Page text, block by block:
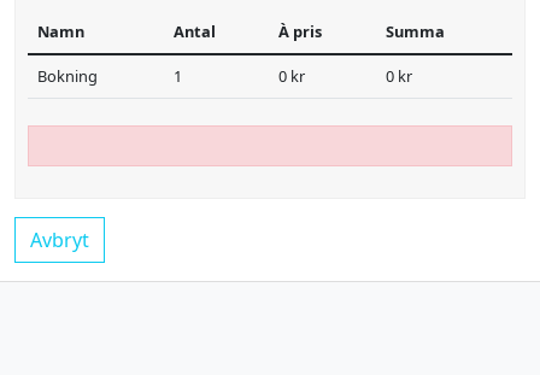
Namn Antal À pris Summa
Bokning 1 0 kr 0 kr
Avbryt